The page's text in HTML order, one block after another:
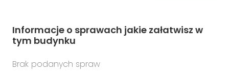
Informacje o sprawach jakie załatwisz w
tym budynku
Brak podanych spraw